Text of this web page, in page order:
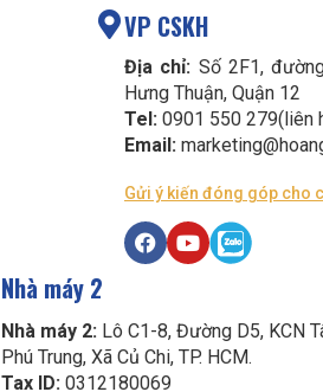
VP CSKH
Địa chỉ: Số 2F1,
Hưng Thuận, Quận 12
Tel: 0901 550 279(liên
Email:
Gửi ý kiến đóng góp cho
Nhà máy 2
Nhà máy 2: Lô C1-8, Đường D5, KCN
Phú Trung, Xã Củ Chi, TP. HCM.
Tax ID: 0312180069